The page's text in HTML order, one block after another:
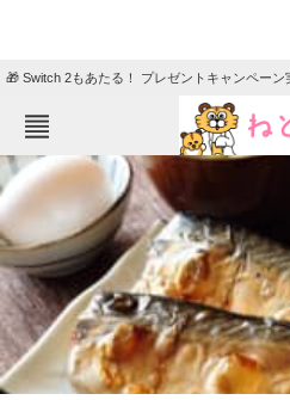
🎁 Switch 2もあたる！ プレゼントキャンペーン
ねとらぼメニュー
TOP
エンタメ ク
グルメ
住まい
動物 リ